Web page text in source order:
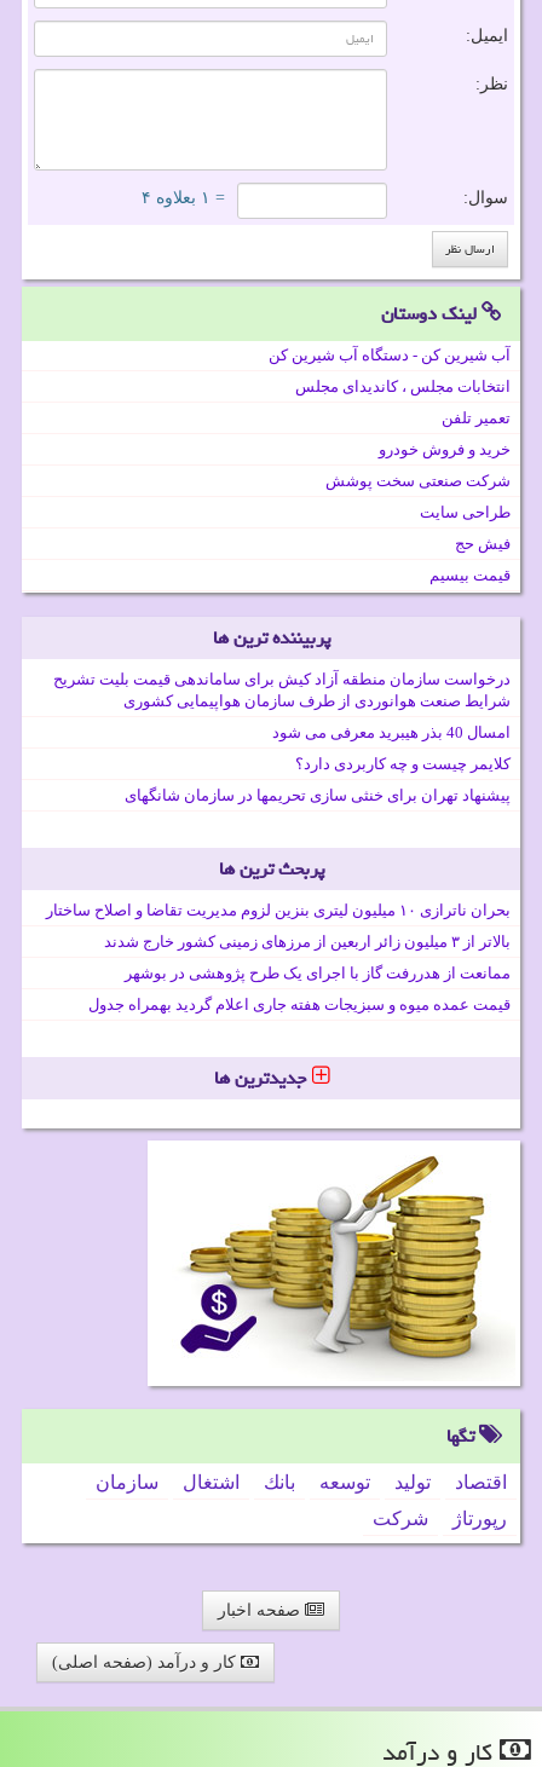
ایمیل:
نظر:
سوال: = ۱ بعلاوه ۴
لینک دوستان
آب شیرین کن - دستگاه آب شیرین کن
انتخابات مجلس ، کاندیدای مجلس
تعمیر تلفن
خرید و فروش خودرو
شرکت صنعتی سخت پوشش
طراحی سایت
فیش حج
قیمت بیسیم
پربیننده ترین ها
درخواست سازمان منطقه آزاد کیش برای ساماندهی قیمت بلیت تشریح
شرایط صنعت هوانوردی از طرف سازمان هواپیمایی کشوری
امسال 40 بذر هیبرید معرفی می شود
کلایمر چیست و چه کاربردی دارد؟
پیشنهاد تهران برای خنثی سازی تحریمها در سازمان شانگهای
پربحث ترین ها
بحران ناترازی ۱۰ میلیون لیتری بنزین لزوم مدیریت تقاضا و اصلاح ساختار
بالاتر از ۳ میلیون زائر اربعین از مرزهای زمینی کشور خارج شدند
ممانعت از هدررفت گاز با اجرای یک طرح پژوهشی در بوشهر
قیمت عمده میوه و سبزیجات هفته جاری اعلام گردید بهمراه جدول
جدیدترین ها
تگها
اقتصاد تولید توسعه بانك اشتغال
سازمان
رپورتاژ
شركت
صفحه اخبار
کار و درآمد (صفحه اصلی)
كار و درآمد